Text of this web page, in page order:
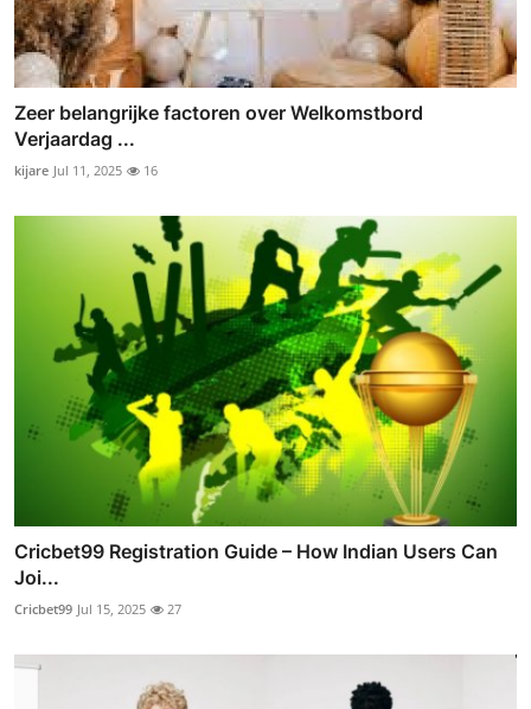
Zeer belangrijke factoren over Welkomstbord
Verjaardag ...
kijare Jul 11, 2025 16
Cricbet99 Registration Guide – How Indian Users Can
Joi...
Cricbet99 Jul 15, 2025 27